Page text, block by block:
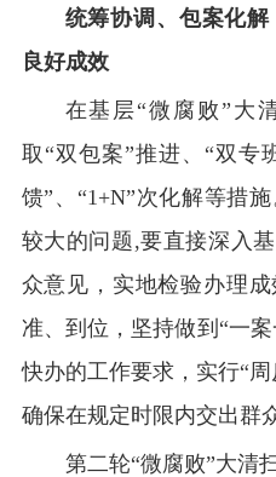
统筹协调、包案化
良好成效
在基层“微腐败”大
取“双包案”推进、“双专
馈”、“1+N”次化解等措
较大的问题,要直接深入
众意见，实地检验办理
准、到位，坚持做到“一
快办的工作要求，实行“周
确保在规定时限内交出群
第二轮“微腐败”大清